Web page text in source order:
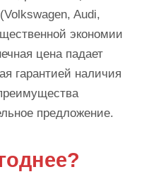
Audi,
экономии
цена падает
гарантией наличия
предложение.